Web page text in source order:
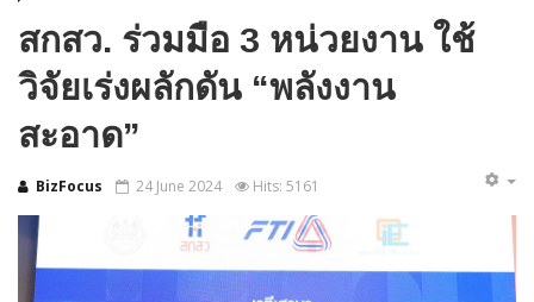
สกสว. ร่วมมือ 3 หน่วยงาน ใช้
วิจัยเร่งผลักดัน “พลังงาน
สะอาด”
BizFocus 24 June 2024 Hits: 5161